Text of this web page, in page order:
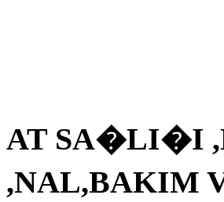
AT SA�LI�I
,NAL,BAKIM